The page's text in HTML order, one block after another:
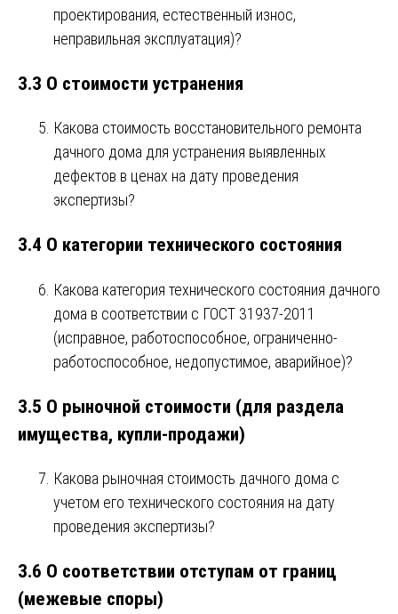
проектирования, естественный износ,
неправильная эксплуатация)?
3.3 О стоимости устранения
Какова стоимость восстановительного ремонта
дачного дома для устранения выявленных
дефектов в ценах на дату проведения
экспертизы?
3.4 О категории технического состояния
Какова категория технического состояния дачного
дома в соответствии с ГОСТ 31937-2011
(исправное, работоспособное, ограниченно-
работоспособное, недопустимое, аварийное)?
3.5 О рыночной стоимости (для раздела
имущества, купли-продажи)
Какова рыночная стоимость дачного дома с
учетом его технического состояния на дату
проведения экспертизы?
3.6 О соответствии отступам от границ
(межевые споры)